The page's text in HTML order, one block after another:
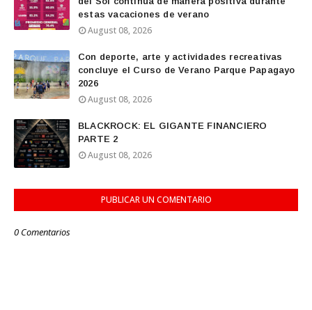
estas vacaciones de verano
August 08, 2026
Con deporte, arte y actividades recreativas
concluye el Curso de Verano Parque Papagayo
2026
August 08, 2026
BLACKROCK: EL GIGANTE FINANCIERO
PARTE 2
August 08, 2026
PUBLICAR UN COMENTARIO
0 Comentarios